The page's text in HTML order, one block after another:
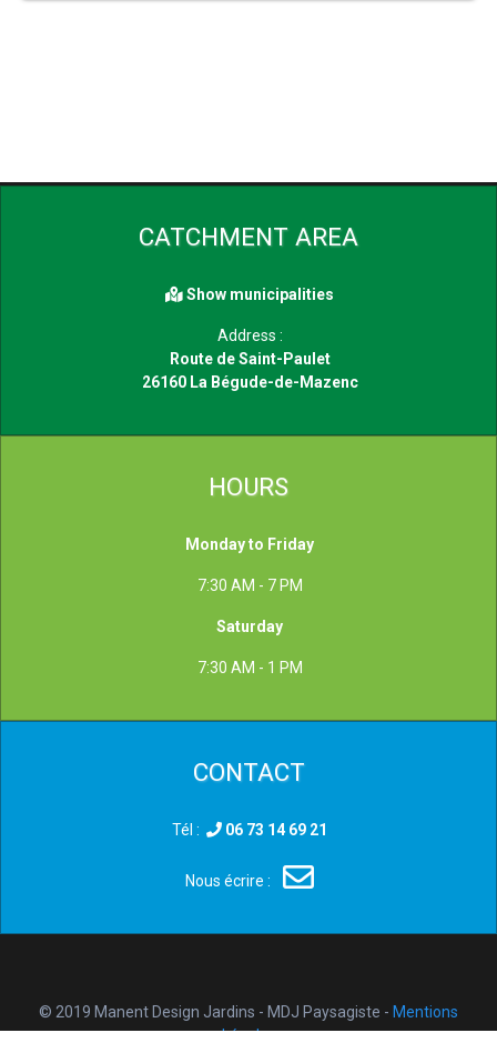
CATCHMENT AREA
Show municipalities
Address :
Route de Saint-Paulet
26160 La Bégude-de-Mazenc
HOURS
Monday to Friday
7:30 AM - 7 PM
Saturday
7:30 AM - 1 PM
CONTACT
Tél : 06 73 14 69 21
Nous écrire :
© 2019 Manent Design Jardins - MDJ Paysagiste - Mentions
Légales